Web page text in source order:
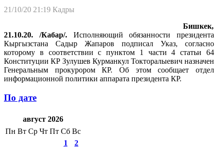
21/10/20 21:19 Кадры
Бишкек,
21.10.20. /Кабар/.Исполняющий обязанности президента
Кыргызстана Садыр Жапаров подписал Указ, согласно
которому в соответствии с пунктом 1 части 4 статьи 64
Конституции КР Зулушев Курманкул Токторалыевич назначен
Генеральным прокурором КР. Об этом сообщает отдел
информационной политики аппарата президента КР.
По дате
август 2026
Пн Вт Ср Чт Пт Сб Вс
1
2